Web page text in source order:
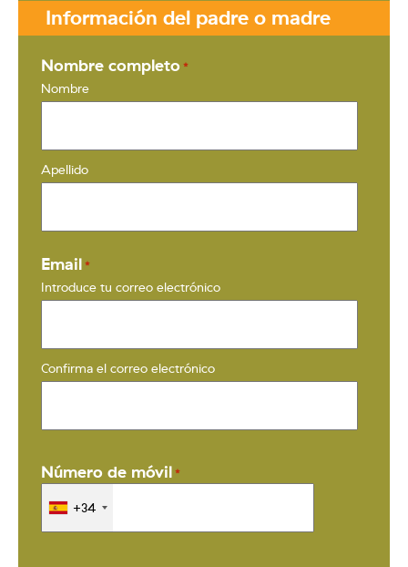
Información del padre o madre
Nombre completo*
Nombre
Apellido
Email*
Introduce tu correo electrónico
Confirma el correo electrónico
Número de móvil*
+34